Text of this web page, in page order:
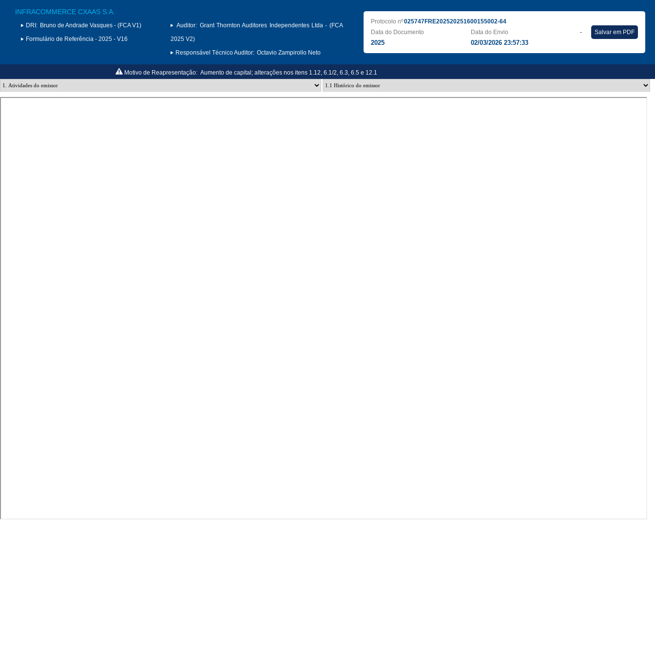
INFRACOMMERCE CXAAS S.A.
DRI: Bruno de Andrade Vasques - (FCA V1)
Formulário de Referência - 2025 - V16
Auditor: Grant Thornton Auditores Independentes Ltda - (FCA
2025 V2)
Responsável Técnico Auditor: Octavio Zampirollo Neto
Protocolo nº025747FRE202520251600155002-64
Data do Documento
2025
Data do Envio
02/03/2026 23:57:33
- Salvar em PDF
Motivo de Reapresentação: Aumento de capital; alterações nos itens 1.12, 6.1/2, 6.3, 6.5 e 12.1